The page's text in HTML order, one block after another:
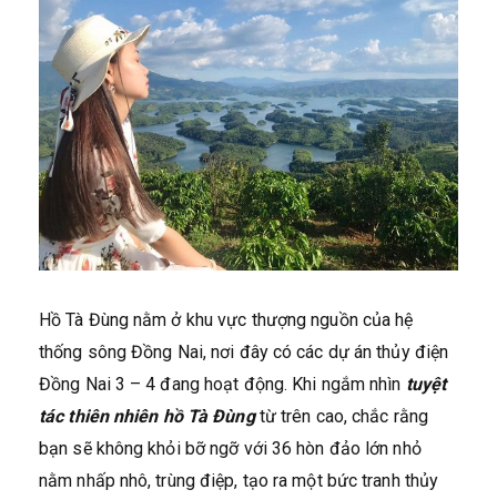
Hồ Tà Đùng nằm ở khu vực thượng nguồn của hệ
thống sông Đồng Nai, nơi đây có các dự án thủy điện
Đồng Nai 3 – 4 đang hoạt động. Khi ngắm nhìn tuyệt
tác thiên nhiên hồ Tà Đùngtừ trên cao, chắc rằng
bạn sẽ không khỏi bỡ ngỡ với 36 hòn đảo lớn nhỏ
nằm nhấp nhô, trùng điệp, tạo ra một bức tranh thủy